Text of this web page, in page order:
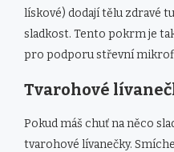
lískové) dodají tělu zdravé
sladkost. Tento pokrm je
pro podporu střevní
Tvarohové
Pokud máš chuť na něco
tvarohové lívanečky.